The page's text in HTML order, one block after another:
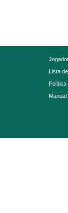
Lista